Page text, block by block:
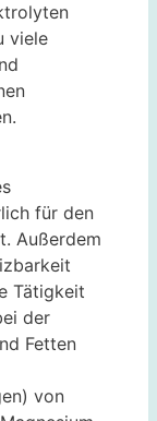
viele
für den
Außerdem
Tätigkeit
der
Fetten
von